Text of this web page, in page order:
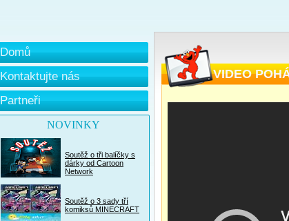
Domů
Kontaktujte nás
Partneři
NOVINKY
Soutěž o tři balíčky s
dárky od Cartoon
Network
Soutěž o 3 sady tří
komiksů MINECRAFT
VIDEO